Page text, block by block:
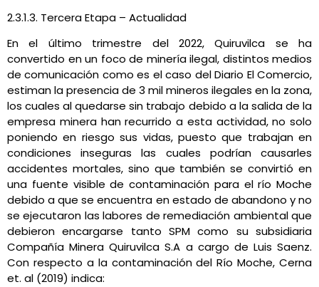
2.3.1.3. Tercera Etapa – Actualidad
En el último trimestre del 2022, Quiruvilca se ha
convertido en un foco de minería ilegal, distintos medios
de comunicación como es el caso del Diario El Comercio,
estiman la presencia de 3 mil mineros ilegales en la zona,
los cuales al quedarse sin trabajo debido a la salida de la
empresa minera han recurrido a esta actividad, no solo
poniendo en riesgo sus vidas, puesto que trabajan en
condiciones inseguras las cuales podrían causarles
accidentes mortales, sino que también se convirtió en
una fuente visible de contaminación para el río Moche
debido a que se encuentra en estado de abandono y no
se ejecutaron las labores de remediación ambiental que
debieron encargarse tanto SPM como su subsidiaria
Compañía Minera Quiruvilca S.A a cargo de Luis Saenz.
Con respecto a la contaminación del Río Moche, Cerna
et. al (2019) indica: